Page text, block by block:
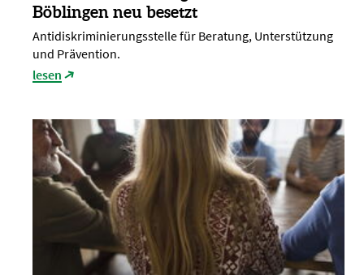
Böblingen neu besetzt
Antidiskriminierungsstelle für Beratung, Unterstützung
und Prävention.
lesen